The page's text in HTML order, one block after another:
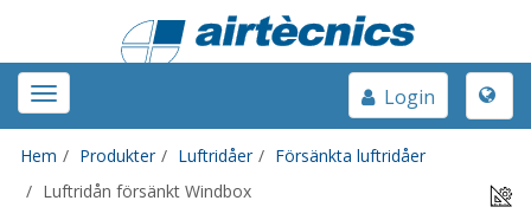
Toggle
navigation
Toggle
Login
Hem Produkter Luftridåer
Försänkta luftridåer
Luftridån försänkt Windbox